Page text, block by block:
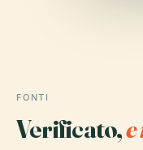
FONTI
Verificato,